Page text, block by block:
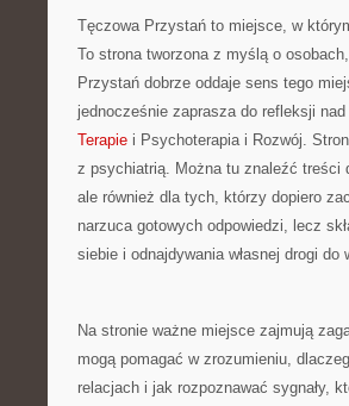
Tęczowa Przystań to miejsce, w
To strona tworzona z myślą o
Przystań dobrze oddaje sens tego
jednocześnie zaprasza do refleksji
Terapie i Psychoterapia i Rozwój.
z psychiatrią. Można tu znaleźć treści
ale również dla tych, którzy dopiero
narzuca gotowych odpowiedzi, lecz
siebie i odnajdywania własnej drogi do
Na stronie ważne miejsce zajmują
mogą pomagać w zrozumieniu,
relacjach i jak rozpoznawać sygnały,